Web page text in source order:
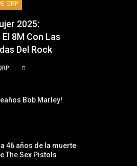
QRP
2025:
8M Con Las
Del Rock
Bob Marley!
46 años de la muerte
The Sex Pistols